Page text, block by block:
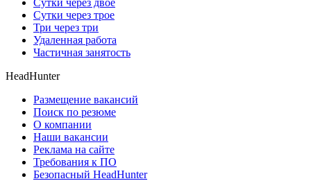
Сутки через двое
Сутки через трое
Три через три
Удаленная работа
Частичная занятость
HeadHunter
Размещение вакансий
Поиск по резюме
О компании
Наши вакансии
Реклама на сайте
Требования к ПО
Безопасный HeadHunter